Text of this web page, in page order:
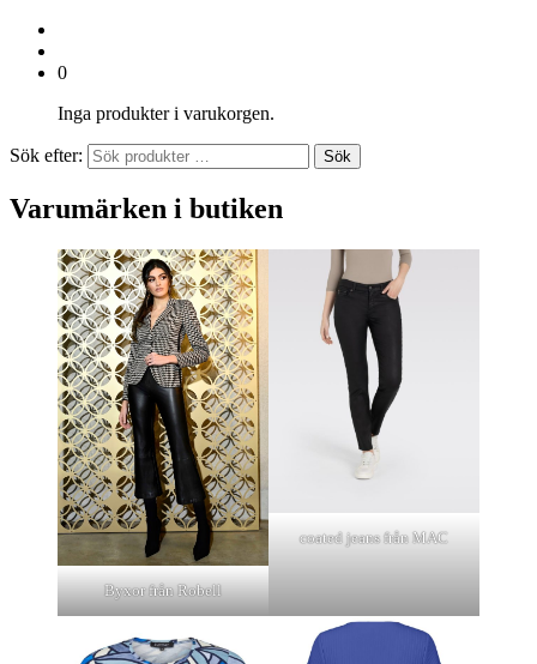
0
Inga produkter i varukorgen.
Sök efter: Sök
Varumärken i butiken
Byxor från Robell
coated jeans från MAC